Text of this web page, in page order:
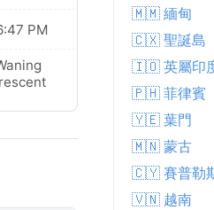
PM
🇲🇲 緬甸
🇨🇽 聖誕島
🇮🇴 英屬印
🇵🇭 菲律賓
🇾🇪 葉門
🇲🇳 蒙古
🇨🇾 賽普勒
🇻🇳 越南